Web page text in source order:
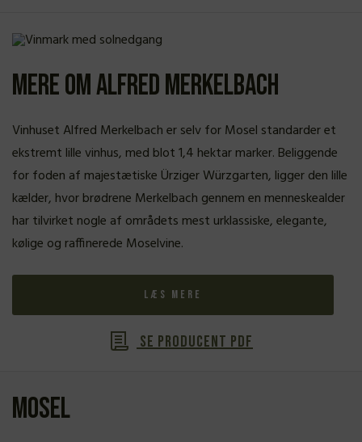
Mere om Alfred Merkelbach
Vinhuset Alfred Merkelbach er selv for Mosel standarder et
ekstremt lille vinhus, med blot 1,4 hektar marker. Beliggende
for foden af majestætiske Ürziger Würzgarten, ligger den lille
kælder, hvor brødrene Merkelbach gennem en menneskealder
har tilvirket nogle af områdets mest urklassiske, elegante,
kølige og raffinerede Moselvine.
Læs mere
Se producent PDF
Mosel